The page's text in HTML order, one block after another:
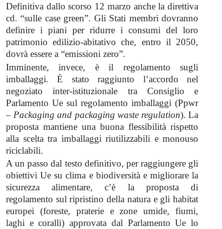
Definitiva dallo scorso 12 marzo anche la direttiva
cd. “sulle case green”. Gli Stati membri dovranno
definire i piani per ridurre i consumi del loro
patrimonio edilizio-abitativo che, entro il 2050,
dovrà essere a “emissioni zero”.
Imminente, invece, è il regolamento sugli
imballaggi. È stato raggiunto l’accordo nel
negoziato inter-istituzionale tra Consiglio e
Parlamento Ue sul regolamento imballaggi (Ppwr
– Packaging and packaging waste regulation). La
proposta mantiene una buona flessibilità rispetto
alla scelta tra imballaggi riutilizzabili e monouso
riciclabili.
A un passo dal testo definitivo, per raggiungere gli
obiettivi Ue su clima e biodiversità e migliorare la
sicurezza alimentare, c’è la proposta di
regolamento sul ripristino della natura e gli habitat
europei (foreste, praterie e zone umide, fiumi,
laghi e coralli) approvata dal Parlamento Ue lo